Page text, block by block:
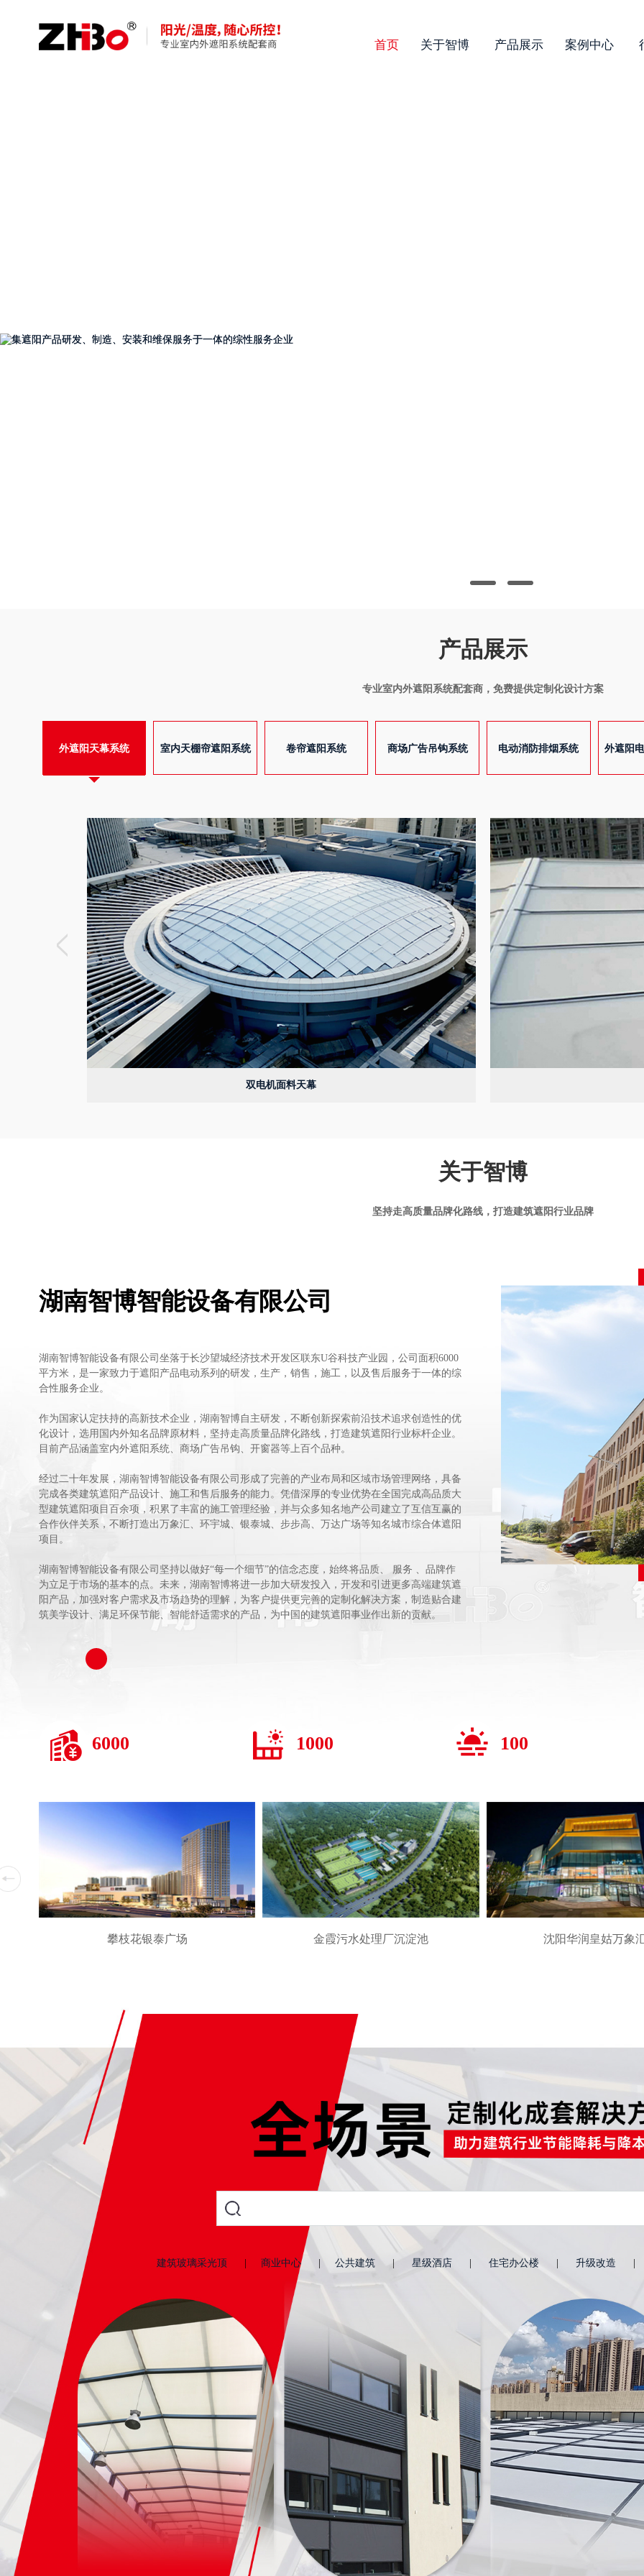
首页 关于智博 产品展示 案例中心
产品展示
专业室内外遮阳系统配套商，免费提供定制化设计方案
外遮阳天幕系统 室内天棚帘遮阳系统 卷帘遮阳系统 商场广告吊钩系统 电动消防排烟系统 外遮阳
双电机面料天幕
关于智博
坚持走高质量品牌化路线，打造建筑遮阳行业品牌
湖南智博智能设备有限公司
湖南智博智能设备有限公司坐落于长沙望城经济技术开发区联东U谷科技产业园，公司面积6000
平方米，是一家致力于遮阳产品电动系列的研发，生产，销售，施工，以及售后服务于一体的综
合性服务企业。
作为国家认定扶持的高新技术企业，湖南智博自主研发，不断创新探索前沿技术追求创造性的优
化设计，选用国内外知名品牌原材料，坚持走高质量品牌化路线，打造建筑遮阳行业标杆企业。
目前产品涵盖室内外遮阳系统、商场广告吊钩、开窗器等上百个品种。
经过二十年发展，湖南智博智能设备有限公司形成了完善的产业布局和区域市场管理网络，具备
完成各类建筑遮阳产品设计、施工和售后服务的能力。凭借深厚的专业优势在全国完成高品质大
型建筑遮阳项目百余项，积累了丰富的施工管理经验，并与众多知名地产公司建立了互信互赢的
合作伙伴关系，不断打造出万象汇、环宇城、银泰城、步步高、万达广场等知名城市综合体遮阳
项目。
湖南智博智能设备有限公司坚持以做好“每一个细节”的信念态度，始终将品质、 服务 、品牌作
为立足于市场的基本的点。未来，湖南智博将进一步加大研发投入，开发和引进更多高端建筑遮
阳产品，加强对客户需求及市场趋势的理解，为客户提供更完善的定制化解决方案，制造贴合建
筑美学设计、满足环保节能、智能舒适需求的产品，为中国的建筑遮阳事业作出新的贡献。
6000 1000 100
攀枝花银泰广场 金霞污水处理厂沉淀池 沈阳华润皇姑万象
建筑玻璃采光顶 商业中心 公共建筑 星级酒店 住宅办公楼 升级改造